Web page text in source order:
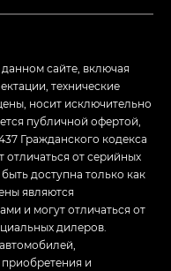
сайте, включая
технические
носит исключительно
публичной офертой,
Гражданского кодекса
от серийных
доступна только как
являются
и могут отличаться от
дилеров.
и